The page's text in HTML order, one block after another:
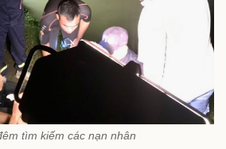
tìm kiếm các nạn nhân